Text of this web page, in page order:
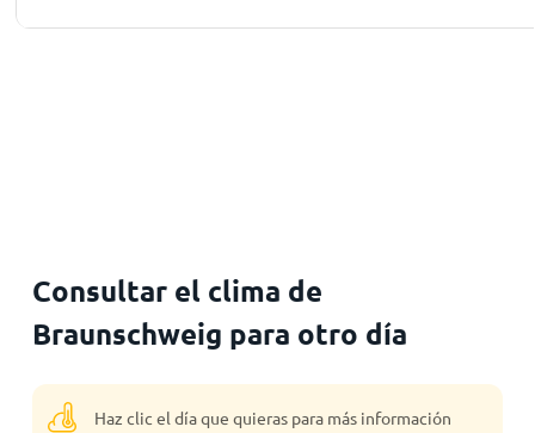
Consultar el clima de
Braunschweig para otro día
Haz clic el día que quieras para más información